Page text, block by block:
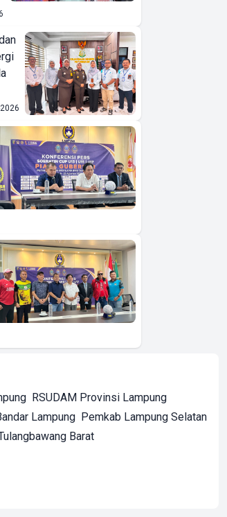
RSUDAM Provinsi Lampung
Lampung Pemkab Lampung Selatan
Barat